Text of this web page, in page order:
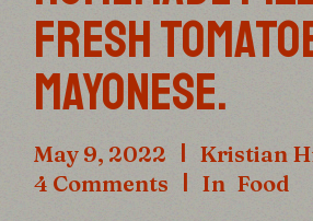
FRESH
MAYONESE.
May 9, 2022
Kristian
4 Comments
In Food